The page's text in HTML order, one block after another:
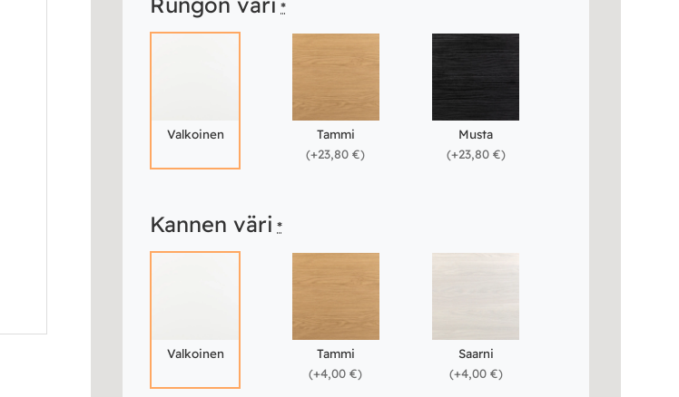
*
Valkoinen
Tammi
(+23,80 €)
Musta
(+23,80 €)
Kannen väri *
Valkoinen
Tammi
(+4,00 €)
Saarni
(+4,00 €)